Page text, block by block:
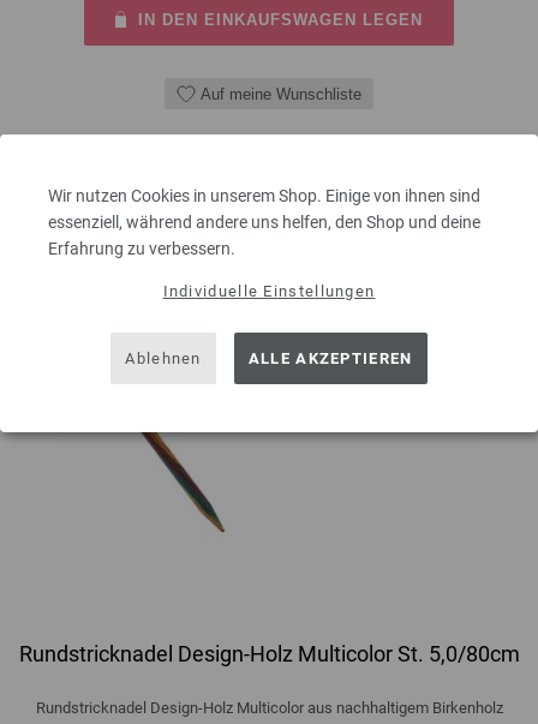
Wir nutzen Cookies in unserem Shop. Einige von ihnen sind
essenziell, während andere uns helfen, den Shop und deine
Erfahrung zu verbessern.
Individuelle Einstellungen
Ablehnen ALLE AKZEPTIEREN
IN DEN EINKAUFSWAGEN LEGEN
Auf meine Wunschliste
Rundstricknadel Design-Holz Multicolor St. 5,0/80cm
Rundstricknadel Design-Holz Multicolor aus nachhaltigem Birkenholz